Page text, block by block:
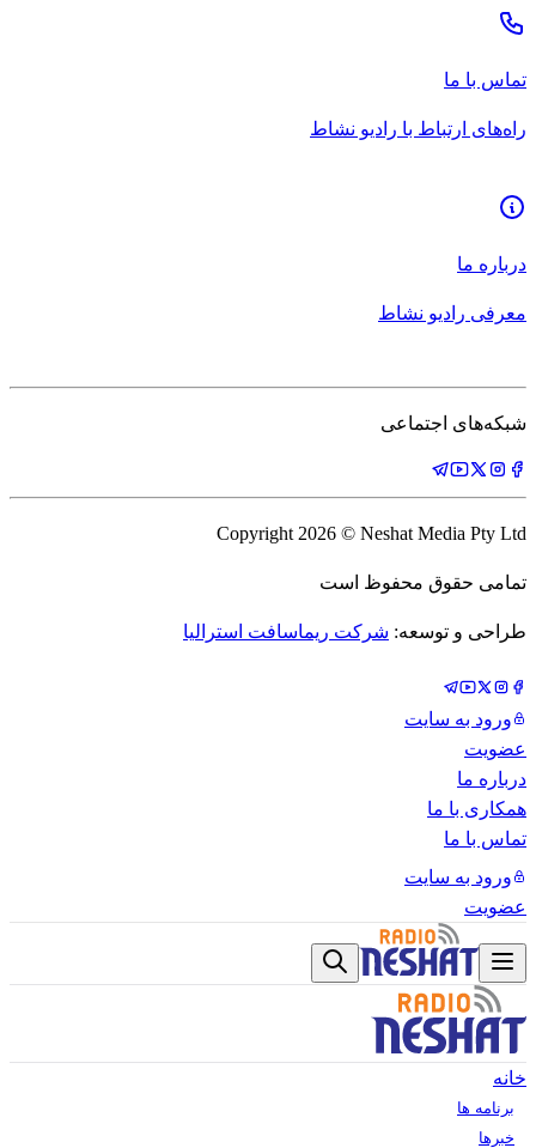
تماس با ما
راه‌های ارتباط با رادیو نشاط
درباره ما
معرفی رادیو نشاط
شبکه‌های اجتماعی
Copyright 2026 © Neshat Media Pty Ltd
تمامی حقوق محفوظ است
طراحی و توسعه: شرکت ریماسافت استرالیا
ورود به سایت
عضویت
درباره ما
همکاری با ما
تماس با ما
ورود به سایت
عضویت
خانه
برنامه ها
خبرها